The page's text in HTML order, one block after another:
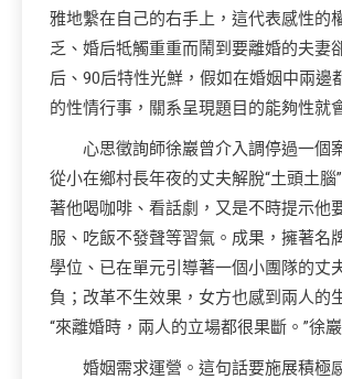
雅地繫在自己的右手上，這代表感性的
乏、婚后牴觸重重而鬧到要離婚的夫妻
后、90后特性光鮮，假如在婚姻中兩邊
的性情行事，關系呈現題目的能夠性就
心思徵詢師徐巖曾介入調停過一個
從小在鄉村長年夜的丈夫解脫“土頭土腦
著他喝咖啡、看話劇，又是不時提示他
服、吃飯不發聲等習氣。成果，擁著名
學位、已在單元引導著一個小團隊的丈
負；改革不生效果，女方也感到兩人的
“來離婚時，兩人的立場都很果斷。”徐
婚姻需求運營。這句話要施展積極